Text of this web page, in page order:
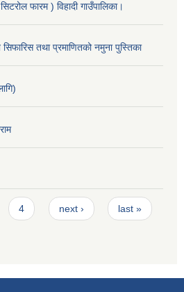
फारम ) विहादी गाउँपालिका।
सिफारिस तथा प्रमाणितको नमुना पुस्तिका
4 next › last »